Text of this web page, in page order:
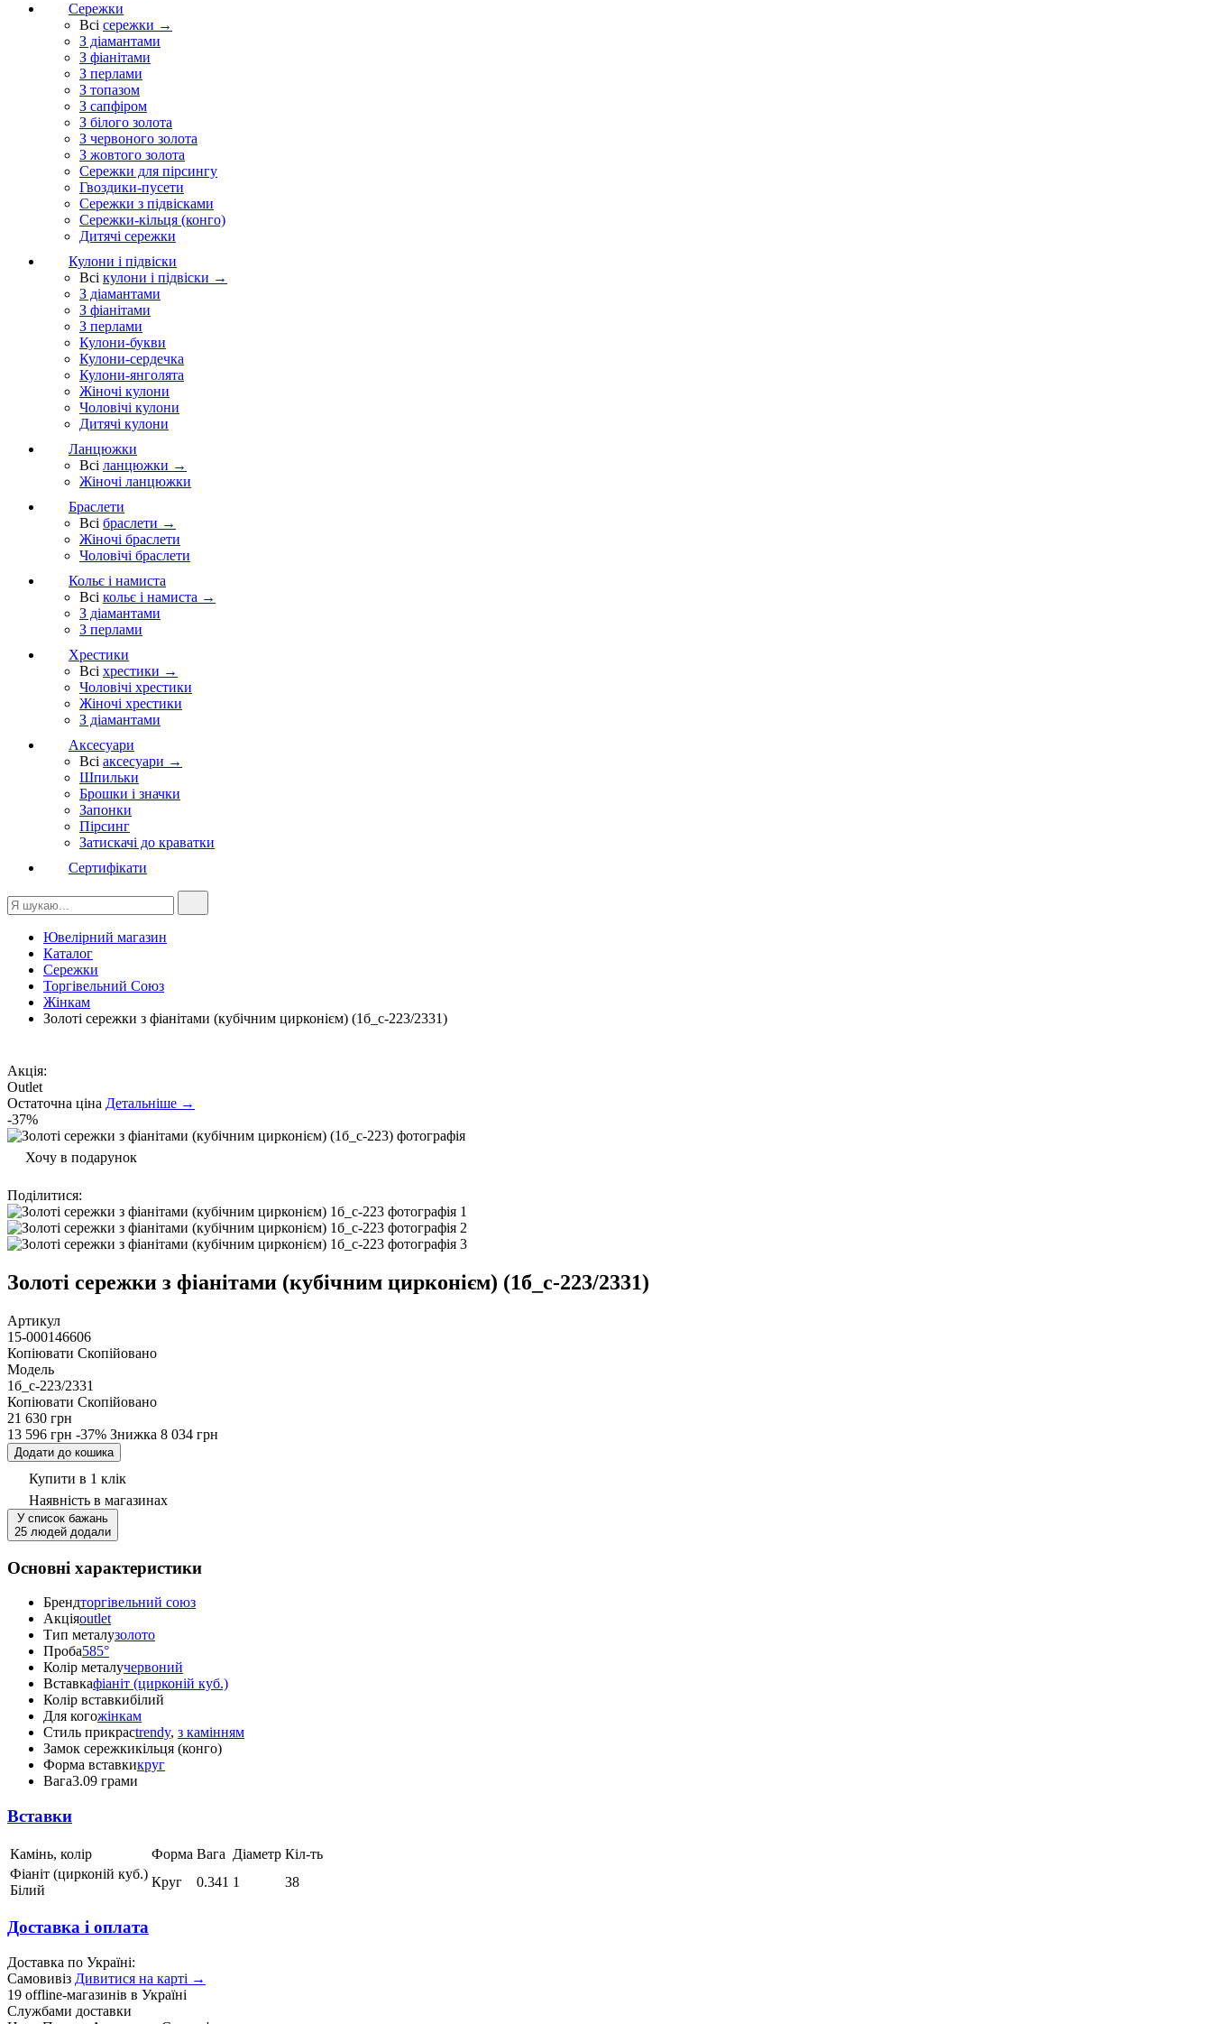
Сережки
Всі сережки →
З діамантами
З фіанітами
З перлами
З топазом
З сапфіром
З білого золота
З червоного золота
З жовтого золота
Сережки для пірсингу
Гвоздики-пусети
Сережки з підвісками
Сережки-кільця (конго)
Дитячі сережки
Кулони і підвіски
Всі кулони і підвіски →
З діамантами
З фіанітами
З перлами
Кулони-букви
Кулони-сердечка
Кулони-янголята
Жіночі кулони
Чоловічі кулони
Дитячі кулони
Ланцюжки
Всі ланцюжки →
Жіночі ланцюжки
Браслети
Всі браслети →
Жіночі браслети
Чоловічі браслети
Кольє і намиста
Всі кольє і намиста →
З діамантами
З перлами
Хрестики
Всі хрестики →
Чоловічі хрестики
Жіночі хрестики
З діамантами
Аксесуари
Всі аксесуари →
Шпильки
Брошки і значки
Запонки
Пірсинг
Затискачі до краватки
Сертифікати
Ювелірний магазин
Каталог
Сережки
Торгівельний Союз
Жінкам
Золоті сережки з фіанітами (кубічним цирконієм) (1б_с-223/2331)
Акція:
Outlet
Остаточна ціна Детальніше →
-37%
Хочу в подарунок
Поділитися:
Золоті сережки з фіанітами (кубічним цирконієм) (1б_с-223/2331)
Артикул
15-000146606
Копіювати Скопійовано
Модель
1б_с-223/2331
Копіювати Скопійовано
21 630 грн
13 596 грн -37% Знижка 8 034 грн
Додати до кошика
Купити в 1 клік
Наявність в магазинах
У список бажань
25 людей додали
Основні характеристики
Брендторгівельний союз
Акціяoutlet
Тип металузолото
Проба585°
Колір металучервоний
Вставкафіаніт (цирконій куб.)
Колір вставкибілий
Для когожінкам
Стиль прикрасtrendy, з камінням
Замок сережкикільця (конго)
Форма вставкикруг
Вага3.09 грами
Вставки
Камінь, колір Форма Вага Діаметр Кіл-ть
Фіаніт (цирконій куб.)
Білий
Круг 0.341 1 38
Доставка і оплата
Доставка по Україні:
Самовивіз Дивитися на карті →
19 offline-магазинів в Україні
Службами доставки